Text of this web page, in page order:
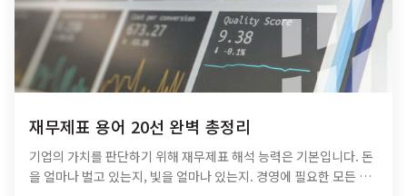
재무제표 용어 20선 완벽 총정리
기업의 가치를 판단하기 위해 재무제표 해석 능력은 기본입니다. 돈
을 얼마나 벌고 있는지, 빛을 얼마나 있는지. 경영에 필요한 모든 정